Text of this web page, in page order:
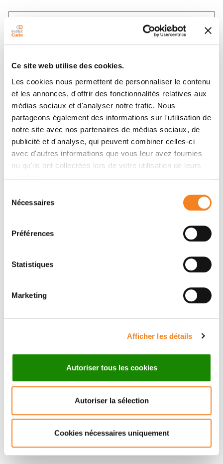
Ce site web utilise des cookies.
Les cookies nous permettent de personnaliser le contenu
et les annonces, d'offrir des fonctionnalités relatives aux
médias sociaux et d'analyser notre trafic. Nous
partageons également des informations sur l'utilisation de
notre site avec nos partenaires de médias sociaux, de
publicité et d'analyse, qui peuvent combiner celles-ci
avec d'autres informations que vous leur avez fournies
ou qu'ils ont collectées lors de votre utilisation de leurs
Nécessaires
Préférences
Statistiques
Marketing
Afficher les détails
Autoriser tous les cookies
Autoriser la sélection
Cookies nécessaires uniquement
Équipe
Mécanique du développement des
JEAN-LEON MAITRE
Membres
MARIE EMMA
JEAN-LEON